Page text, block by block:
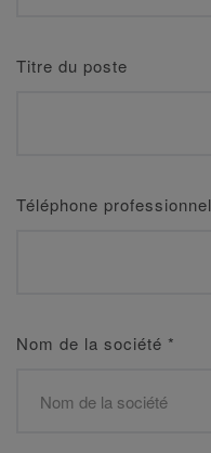
Titre du poste
Téléphone professionnel
Nom de la société *